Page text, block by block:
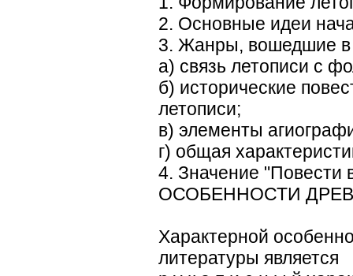
2. Основные идеи
3. Жанры, вошедшие в
а) связь летописи с
б) исторические
летописи;
в) элементы
г) общая
4. Значение "Повести
ОСОБЕННОСТИ
Характерной
литературы является